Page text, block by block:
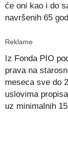
će oni kao i do
navršenih 65
Reklame
Iz Fonda PIO
prava na
meseca sve do
uslovima
uz minimalnih